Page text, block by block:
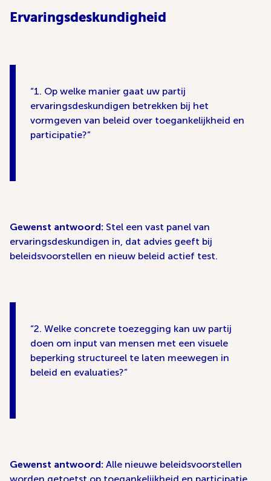
Ervaringsdeskundigheid
1. Op welke manier gaat uw partij
ervaringsdeskundigen betrekken bij het
vormgeven van beleid over toegankelijkheid en
participatie?
Gewenst antwoord: Stel een vast panel van
ervaringsdeskundigen in, dat advies geeft bij
beleidsvoorstellen en nieuw beleid actief test.
2. Welke concrete toezegging kan uw partij
doen om input van mensen met een visuele
beperking structureel te laten meewegen in
beleid en evaluaties?
Gewenst antwoord: Alle nieuwe beleidsvoorstellen